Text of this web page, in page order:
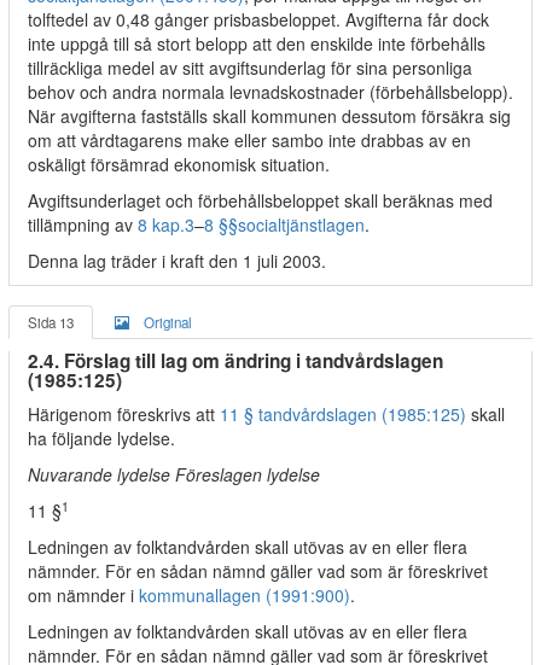
tolftedel av 0,48 gånger prisbasbeloppet. Avgifterna får dock
inte uppgå till så stort belopp att den enskilde inte förbehålls
tillräckliga medel av sitt avgiftsunderlag för sina personliga
behov och andra normala levnadskostnader (förbehållsbelopp).
När avgifterna fastställs skall kommunen dessutom försäkra sig
om att vårdtagarens make eller sambo inte drabbas av en
oskäligt försämrad ekonomisk situation.
Avgiftsunderlaget och förbehållsbeloppet skall beräknas med
tillämpning av 8 kap.3–8 §§socialtjänstlagen.
Denna lag träder i kraft den 1 juli 2003.
Sida 13 Original
2.4. Förslag till lag om ändring i tandvårdslagen
(1985:125)
Härigenom föreskrivs att 11 § tandvårdslagen (1985:125) skall
ha följande lydelse.
Nuvarande lydelse Föreslagen lydelse
11 §1
Ledningen av folktandvården skall utövas av en eller flera
nämnder. För en sådan nämnd gäller vad som är föreskrivet
om nämnder i kommunallagen (1991:900).
Ledningen av folktandvården skall utövas av en eller flera
nämnder. För en sådan nämnd gäller vad som är föreskrivet